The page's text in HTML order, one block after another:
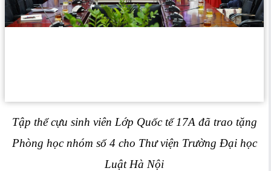
Tập thể cựu sinh viên Lớp Quốc tế 17A đã trao tặng
Phòng học nhóm số 4 cho Thư viện Trường Đại học
Luật Hà Nội